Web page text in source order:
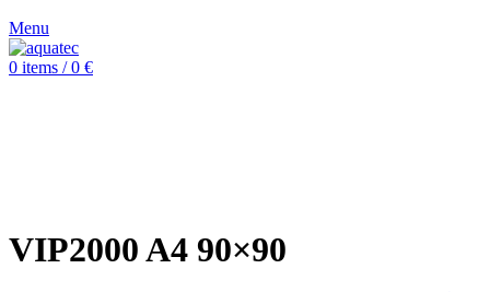
Menu
0 items / 0 €
VIP2000 A4 90×90